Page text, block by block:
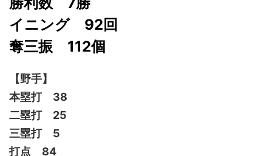
イニング 92回
奪三振 112個
【野手】
本塁打 38
二塁打 25
三塁打 5
打点 84